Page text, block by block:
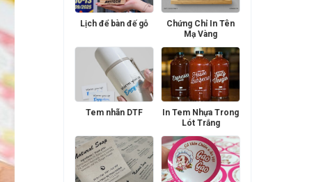
Lịch để bàn đế gỗ
Chứng Chỉ In Tên
Mạ Vàng
Tem nhãn DTF
In Tem Nhựa Trong
Lót Trắng